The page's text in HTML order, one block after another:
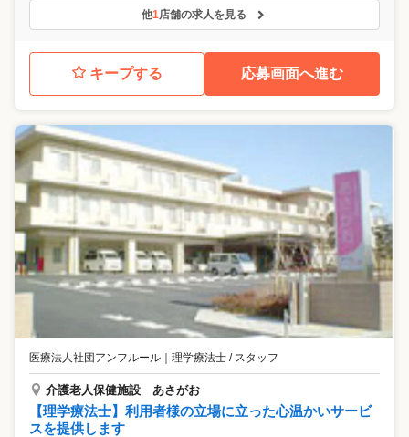
他1店舗の求人を見る
キープする 応募画面へ進む
医療法人社団アンフルール ｜ 理学療法士 / スタッフ
介護老人保健施設 あさがお
【理学療法士】利用者様の立場に立った心温かいサービ
スを提供します